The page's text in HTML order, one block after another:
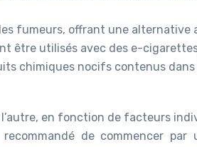
fumeurs, offrant une alternative
être utilisés avec des e-
chimiques nocifs contenus
en fonction de facteurs
de commencer